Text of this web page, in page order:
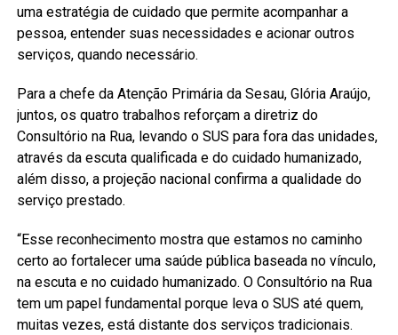
uma estratégia de cuidado que permite acompanhar a
pessoa, entender suas necessidades e acionar outros
serviços, quando necessário.
Para a chefe da Atenção Primária da Sesau, Glória Araújo,
juntos, os quatro trabalhos reforçam a diretriz do
Consultório na Rua, levando o SUS para fora das unidades,
através da escuta qualificada e do cuidado humanizado,
além disso, a projeção nacional confirma a qualidade do
serviço prestado.
“Esse reconhecimento mostra que estamos no caminho
certo ao fortalecer uma saúde pública baseada no vínculo,
na escuta e no cuidado humanizado. O Consultório na Rua
tem um papel fundamental porque leva o SUS até quem,
muitas vezes, está distante dos serviços tradicionais.